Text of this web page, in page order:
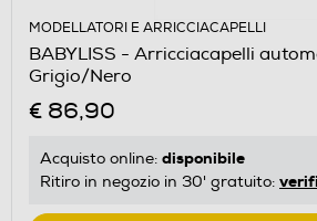
MODELLATORI E ARRICCIACAPELLI
BABYLISS - Arricciacapelli
Grigio/Nero
€ 86,90
Acquisto online: disponibile
Ritiro in negozio in 30' gratuito: